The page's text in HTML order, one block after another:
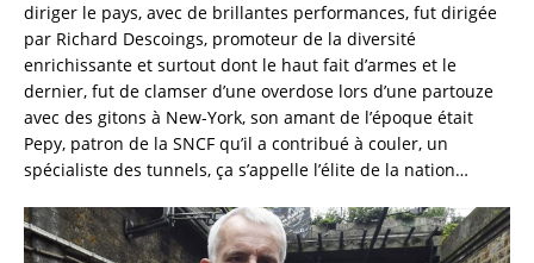
diriger le pays, avec de brillantes performances, fut dirigée
par Richard Descoings, promoteur de la diversité
enrichissante et surtout dont le haut fait d’armes et le
dernier, fut de clamser d’une overdose lors d’une partouze
avec des gitons à New-York, son amant de l’époque était
Pepy, patron de la SNCF qu’il a contribué à couler, un
spécialiste des tunnels, ça s’appelle l’élite de la nation…